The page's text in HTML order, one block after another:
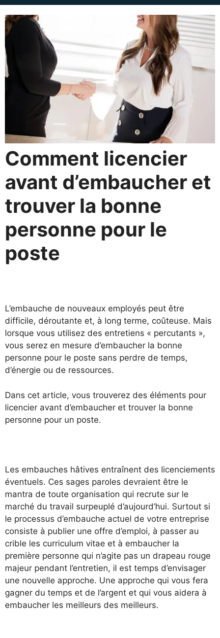
Comment licencier
avant d’embaucher et
trouver la bonne
personne pour le
poste
L’embauche de nouveaux employés peut être
difficile, déroutante et, à long terme, coûteuse. Mais
lorsque vous utilisez des entretiens « percutants »,
vous serez en mesure d’embaucher la bonne
personne pour le poste sans perdre de temps,
d’énergie ou de ressources.
Dans cet article, vous trouverez des éléments pour
licencier avant d’embaucher et trouver la bonne
personne pour un poste.
Les embauches hâtives entraînent des licenciements
éventuels. Ces sages paroles devraient être le
mantra de toute organisation qui recrute sur le
marché du travail surpeuplé d’aujourd’hui. Surtout si
le processus d’embauche actuel de votre entreprise
consiste à publier une offre d’emploi, à passer au
crible les curriculum vitae et à embaucher la
première personne qui n’agite pas un drapeau rouge
majeur pendant l’entretien, il est temps d’envisager
une nouvelle approche. Une approche qui vous fera
gagner du temps et de l’argent et qui vous aidera à
embaucher les meilleurs des meilleurs.